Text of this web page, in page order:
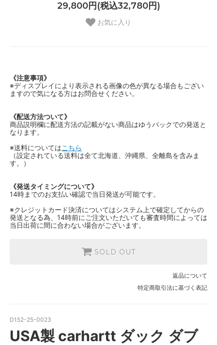
29,800円(税込32,780円)
お気に入り
《注意事項》
※ディスプレイにより表示される画像の色が異なる場合もござい
ますので気になる方はお問合せください。
《配送方法ついて》
商品説明欄に配送方法の記載がない商品はゆうパックでの発送と
なります。
※送料についてはこちら
（設定されている送料は全て北海道、沖縄県、全離島を含みま
す。）
《発送タイミングについて》
14時までのお支払い確認で当日発送が可能です。
※クレジットカード決済についてはシステム上で確定してからの
発送となる為、14時前にご注文いただいても審査時間によっては
当日出荷に間に合わない場合がございます。
SOLD OUT
返品について
特定商取引法に基づく表記
D152-25-0023
USA製 carhartt ダック ダブ